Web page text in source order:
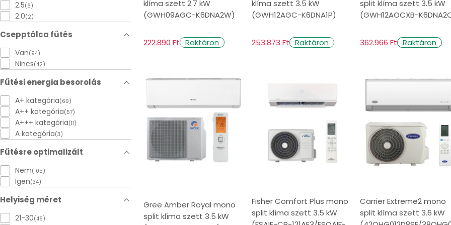
2.5(6)
2.0(2)
Csepptálca fűtés
Van(94)
Nincs(42)
Fűtési energia besorolás
A+ kategória(69)
A++ kategória(57)
A+++ kategória(11)
A kategória(3)
Fűtésre optimalizált
Nem(105)
Igen(34)
Helyiség méret
21-30(46)
klíma szett 2.7 kW
(GWH09AGC-K6DNA2W)
222.890 Ft Raktáron
klíma szett 3.5 kW
(GWH12AGC-K6DNA1P)
253.873 Ft Raktáron
split klíma szett 3.5 kW
(GWH12AOCXB-
362.966 Ft Raktáron
Gree Amber Royal mono
split klíma szett 3.5 kW
Fisher Comfort Plus mono
split klíma szett 3.5 kW
Carrier Extreme2 mono
split klíma szett 3.6 kW